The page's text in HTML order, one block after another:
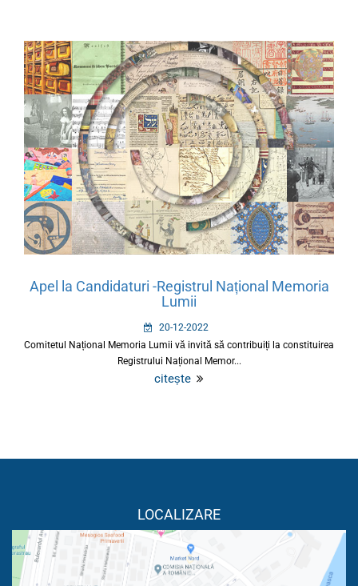
Apel la Candidaturi -Registrul Național Memoria
Lumii
20-12-2022
Comitetul Național Memoria Lumii vă invită să contribuiți la constituirea
Registrului Național Memor...
citește
LOCALIZARE